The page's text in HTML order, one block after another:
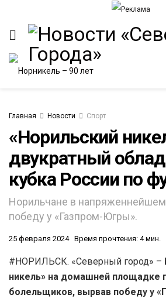
Главная Новости Спорт
«Норильский
двукратный
кубка России по
Норильчане в
победу у «Газпром-Югры».
25 февраля 2024 Время прочтения: 4 мин.
#НОРИЛЬСК. «Северный город» –
никель» на домашней площадке
болельщиков, вырвав победу у